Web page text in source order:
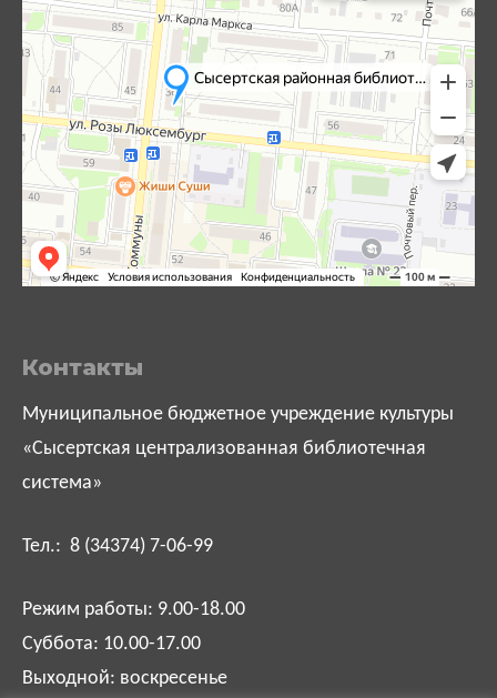
Контакты
Муниципальное бюджетное учреждение культуры
«Сысертская централизованная библиотечная
система»
Тел.: 8 (34374) 7-06-99
Режим работы: 9.00-18.00
Суббота: 10.00-17.00
Выходной: воскресенье